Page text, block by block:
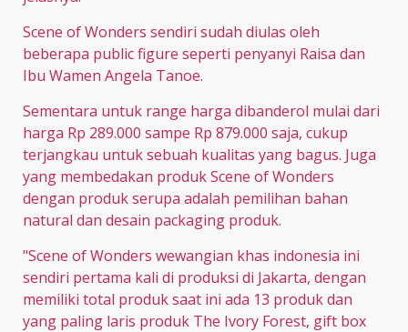
Scene of Wonders sendiri sudah diulas oleh
beberapa public figure seperti penyanyi Raisa dan
Ibu Wamen Angela Tanoe.
Sementara untuk range harga dibanderol mulai dari
harga Rp 289.000 sampe Rp 879.000 saja, cukup
terjangkau untuk sebuah kualitas yang bagus. Juga
yang membedakan produk Scene of Wonders
dengan produk serupa adalah pemilihan bahan
natural dan desain packaging produk.
"Scene of Wonders wewangian khas indonesia ini
sendiri pertama kali di produksi di Jakarta, dengan
memiliki total produk saat ini ada 13 produk dan
yang paling laris produk The Ivory Forest, gift box